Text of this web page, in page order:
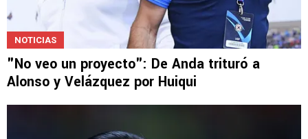
NOTICIAS
"No veo un proyecto": De Anda trituró a
Alonso y Velázquez por Huiqui